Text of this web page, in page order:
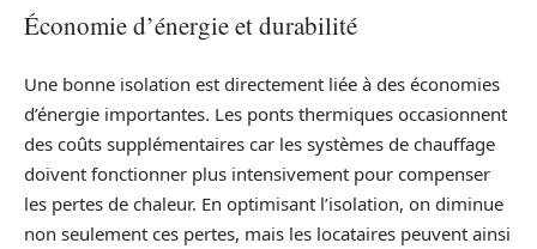
Économie d’énergie et durabilité
Une bonne isolation est directement liée à des économies
d’énergie importantes. Les ponts thermiques occasionnent
des coûts supplémentaires car les systèmes de chauffage
doivent fonctionner plus intensivement pour compenser
les pertes de chaleur. En optimisant l’isolation, on diminue
non seulement ces pertes, mais les locataires peuvent ainsi